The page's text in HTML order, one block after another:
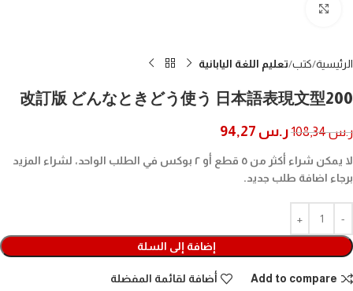
الرئيسية كتب تعليم اللغة اليابانية
改訂版 どんなときどう使う 日本語表現文型200
ر.س108,34 ر.س
لا يمكن شراء أكثر من ٥ قطع أو ٢ بوكس في الطلب الواحد، لشراء المزيد
برجاء اضافة طلب جديد.
إضافة إلى السلة
Add to compare أضافة لقائمة المفضلة